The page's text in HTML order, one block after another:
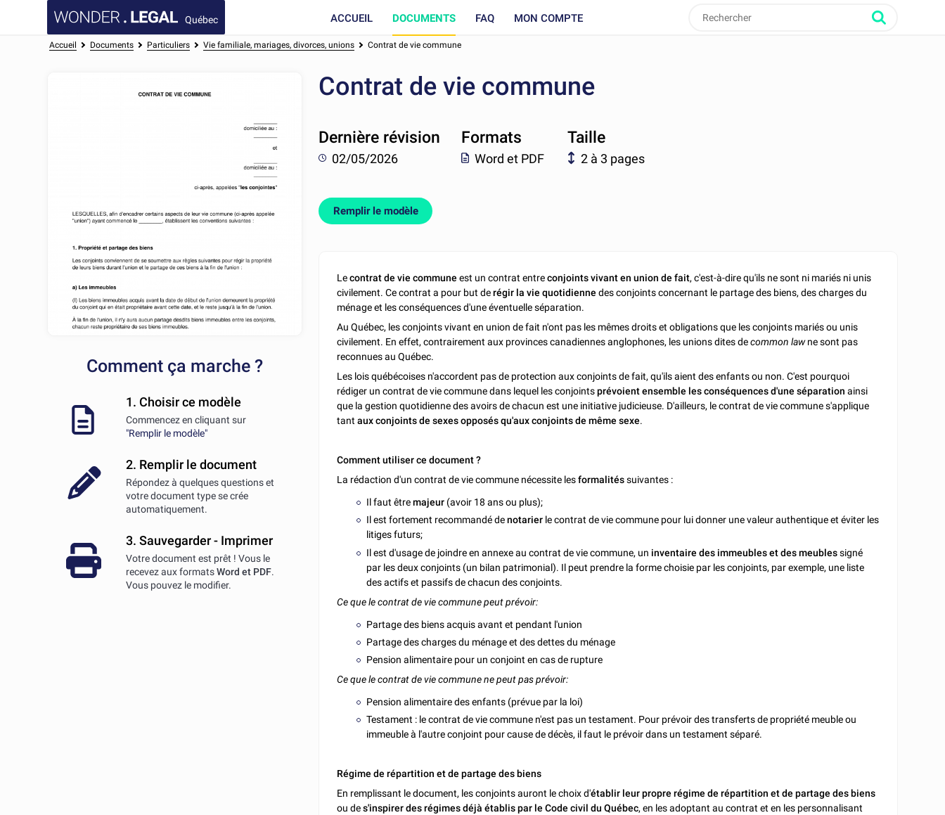
Québec ACCUEIL DOCUMENTS FAQ MON COMPTE
Accueil Documents Particuliers Vie familiale, mariages, divorces, unions Contrat de vie commune
Comment ça marche ?
1. Choisir ce modèle
Commencez en cliquant sur
"Remplir le modèle"
2. Remplir le document
Répondez à quelques questions et
votre document type se crée
automatiquement.
3. Sauvegarder - Imprimer
Votre document est prêt ! Vous le
recevez aux formatsWord et PDF.
Vous pouvez le modifier.
Contrat de vie commune
Dernière révision
02/05/2026
Formats
Word et PDF
Taille
2 à 3 pages
Remplir le modèle
Lecontrat de vie commune est un contrat entreconjoints vivant en union de fait, c'est-à-dire qu'ils ne sont ni mariés ni unis
civilement. Ce contrat a pour but derégir la vie quotidienne des conjoints concernant le partage des biens, des charges du
ménage et les conséquences d'une éventuelle séparation.
Au Québec, les conjoints vivant en union de fait n'ont pas les mêmes droits et obligations que les conjoints mariés ou unis
civilement. En effet, contrairement aux provinces canadiennes anglophones, les unions dites decommon lawne sont pas
reconnues au Québec.
Les lois québécoises n'accordent pas de protection aux conjoints de fait, qu'ils aient des enfants ou non. C'est pourquoi
rédiger un contrat de vie commune dans lequel les conjointsprévoient ensemble les conséquences d'une séparation ainsi
que la gestion quotidienne des avoirs de chacun est une initiative judicieuse. D'ailleurs, le contrat de vie commune s'applique
tantaux conjoints de sexes opposés qu'aux conjoints de même sexe.
Comment utiliser ce document ?
La rédaction d'un contrat de vie commune nécessite lesformalitéssuivantes :
Il faut êtremajeur (avoir 18 ans ou plus);
Il est fortement recommandé denotarier le contrat de vie commune pour lui donner une valeur authentique et éviter les
litiges futurs;
Il est d'usage de joindre en annexe au contrat de vie commune, un inventaire des immeubles et des meublessigné
par les deux conjoints (un bilan patrimonial). Il peut prendre la forme choisie par les conjoints, par exemple, une liste
des actifs et passifs de chacun des conjoints.
Ce que le contrat de vie commune peut prévoir:
Partage des biens acquis avant et pendant l'union
Partage des charges du ménage et des dettes du ménage
Pension alimentaire pour un conjoint en cas de rupture
Ce que le contrat de vie commune ne peut pas prévoir:
Pension alimentaire des enfants (prévue par la loi)
Testament : le contrat de vie commune n'est pas un testament. Pour prévoir des transferts de propriété meuble ou
immeuble à l'autre conjoint pour cause de décès, il faut le prévoir dans un testament séparé.
Régime de répartition et de partage des biens
En remplissant le document, les conjoints auront le choix d'établir leur propre régime de répartition et de partage des biens
ou des'inspirer des régimes déjà établis par le Code civil du Québec, en les adoptant au contrat et en les personnalisant